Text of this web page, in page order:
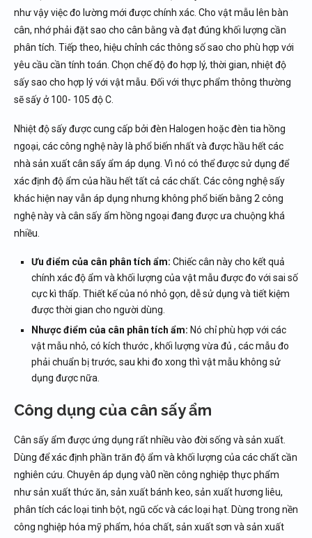
như vậy việc đo lường mới được chính xác. Cho vật mẫu lên bàn
cân, nhớ phải đặt sao cho cân bằng và đạt đúng khối lượng cần
phân tích. Tiếp theo, hiệu chỉnh các thông số sao cho phù hợp với
yêu cầu cần tính toán. Chọn chế độ đo hợp lý, thời gian, nhiệt độ
sấy sao cho hợp lý với vật mẫu. Đối với thực phẩm thông thường
sẽ sấy ở 100- 105 độ C.
Nhiệt độ sấy được cung cấp bởi đèn Halogen hoặc đèn tia hồng
ngoại, các công nghệ này là phổ biến nhất và được hầu hết các
nhà sản xuất cân sấy ẩm áp dụng. Vì nó có thể được sử dụng để
xác định độ ẩm của hầu hết tất cả các chất. Các công nghệ sấy
khác hiện nay vẫn áp dụng nhưng không phổ biến bằng 2 công
nghệ này và cân sấy ẩm hồng ngoại đang được ưa chuộng khá
nhiều.
Ưu điểm của cân phân tích ẩm: Chiếc cân này cho kết quả
chính xác độ ẩm và khối lượng của vật mẫu được đo với sai số
cực kì thấp. Thiết kế của nó nhỏ gọn, dễ sử dụng và tiết kiệm
được thời gian cho người dùng.
Nhược điểm của cân phân tích ẩm: Nó chỉ phù hợp với các
vật mẫu nhỏ, có kích thước , khối lượng vừa đủ , các mẫu đo
phải chuẩn bị trước, sau khi đo xong thì vật mẫu không sử
dụng được nữa.
Công dụng của cân sấy ẩm
Cân sấy ẩm được ứng dụng rất nhiều vào đời sống và sản xuất.
Dùng để xác định phần trăn độ ẩm và khối lượng của các chất cần
nghiên cứu. Chuyên áp dụng và0 nền công nghiệp thực phẩm
như sản xuất thức ăn, sản xuất bánh keo, sản xuất hương liêu,
phân tích các loại tinh bột, ngũ cốc và các loại hạt. Dùng trong nền
công nghiệp hóa mỹ phẩm, hóa chất, sản xuất sơn và sản xuất